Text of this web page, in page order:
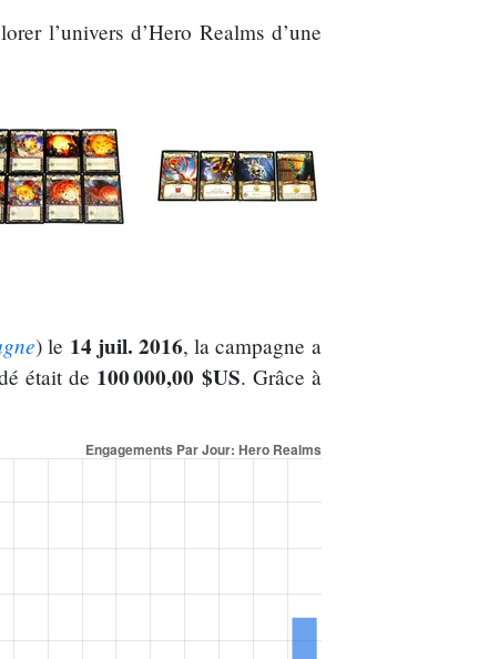
l’univers d’Hero Realms d’une
) le 14 juil. 2016, la campagne a
était de 100 000,00 $US. Grâce à